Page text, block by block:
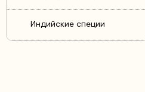
Индийские специи